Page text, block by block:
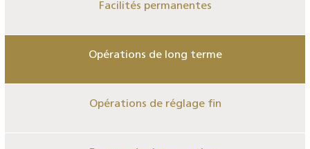
Facilités permanentes
Opérations de long terme
Opérations de réglage fin